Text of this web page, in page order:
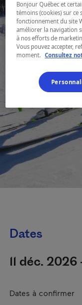
Dates
11 déc. 2026
Dates à confirmer
Bonjour Québec et
témoins (cookies) sur
fonctionnement du site
améliorer la navigation
à nos efforts de
Vous pouvez accepter,
moment. Consultez